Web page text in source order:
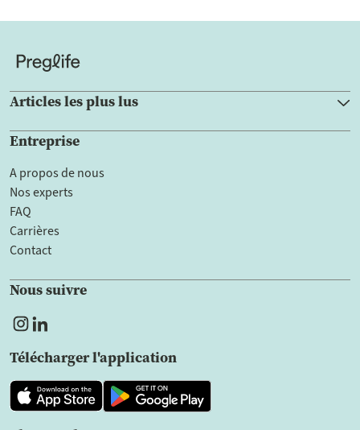
Articles les plus lus
Entreprise
A propos de nous
Nos experts
FAQ
Carrières
Contact
Nous suivre
Télécharger l'application